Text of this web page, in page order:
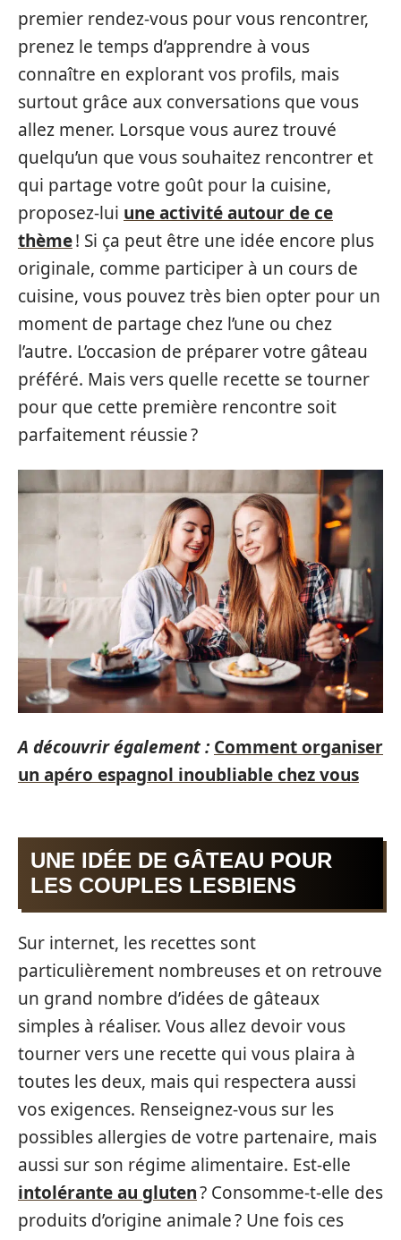
premier rendez-vous pour vous rencontrer,
prenez le temps d’apprendre à vous
connaître en explorant vos profils, mais
surtout grâce aux conversations que vous
allez mener. Lorsque vous aurez trouvé
quelqu’un que vous souhaitez rencontrer et
qui partage votre goût pour la cuisine,
proposez-lui une activité autour de ce
thème! Si ça peut être une idée encore plus
originale, comme participer à un cours de
cuisine, vous pouvez très bien opter pour un
moment de partage chez l’une ou chez
l’autre. L’occasion de préparer votre gâteau
préféré. Mais vers quelle recette se tourner
pour que cette première rencontre soit
parfaitement réussie ?
A découvrir également : Comment organiser
un apéro espagnol inoubliable chez vous
UNE IDÉE DE GÂTEAU POUR
LES COUPLES LESBIENS
Sur internet, les recettes sont
particulièrement nombreuses et on retrouve
un grand nombre d’idées de gâteaux
simples à réaliser. Vous allez devoir vous
tourner vers une recette qui vous plaira à
toutes les deux, mais qui respectera aussi
vos exigences. Renseignez-vous sur les
possibles allergies de votre partenaire, mais
aussi sur son régime alimentaire. Est-elle
intolérante au gluten? Consomme-t-elle des
produits d’origine animale ? Une fois ces